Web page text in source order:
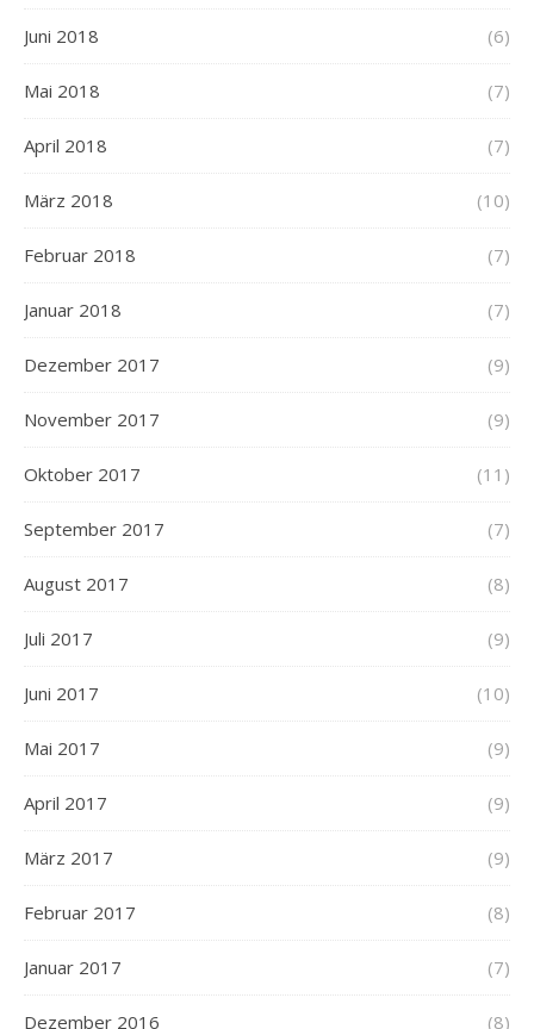
Juni 2018 (6)
Mai 2018 (7)
April 2018 (7)
März 2018 (10)
Februar 2018 (7)
Januar 2018 (7)
Dezember 2017 (9)
November 2017 (9)
Oktober 2017 (11)
September 2017 (7)
August 2017 (8)
Juli 2017 (9)
Juni 2017 (10)
Mai 2017 (9)
April 2017 (9)
März 2017 (9)
Februar 2017 (8)
Januar 2017 (7)
Dezember 2016 (8)